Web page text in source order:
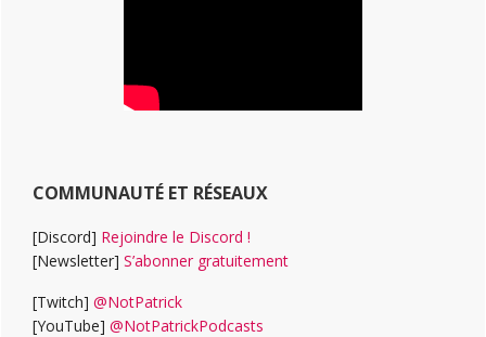
COMMUNAUTÉ ET RÉSEAUX
[Discord] Rejoindre le Discord !
[Newsletter] S’abonner gratuitement
[Twitch] @NotPatrick
[YouTube] @NotPatrickPodcasts